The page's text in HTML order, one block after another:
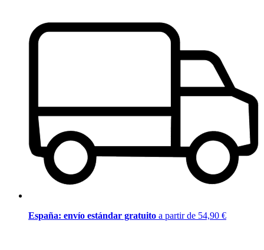
España: envío estándar gratuito a partir de 54,90 €